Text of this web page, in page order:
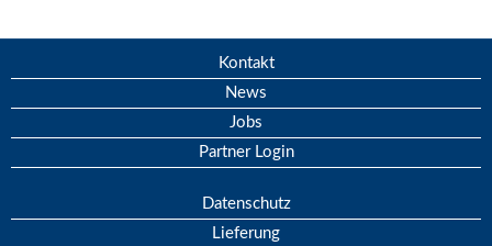
Kontakt
News
Jobs
Partner Login
Datenschutz
Lieferung